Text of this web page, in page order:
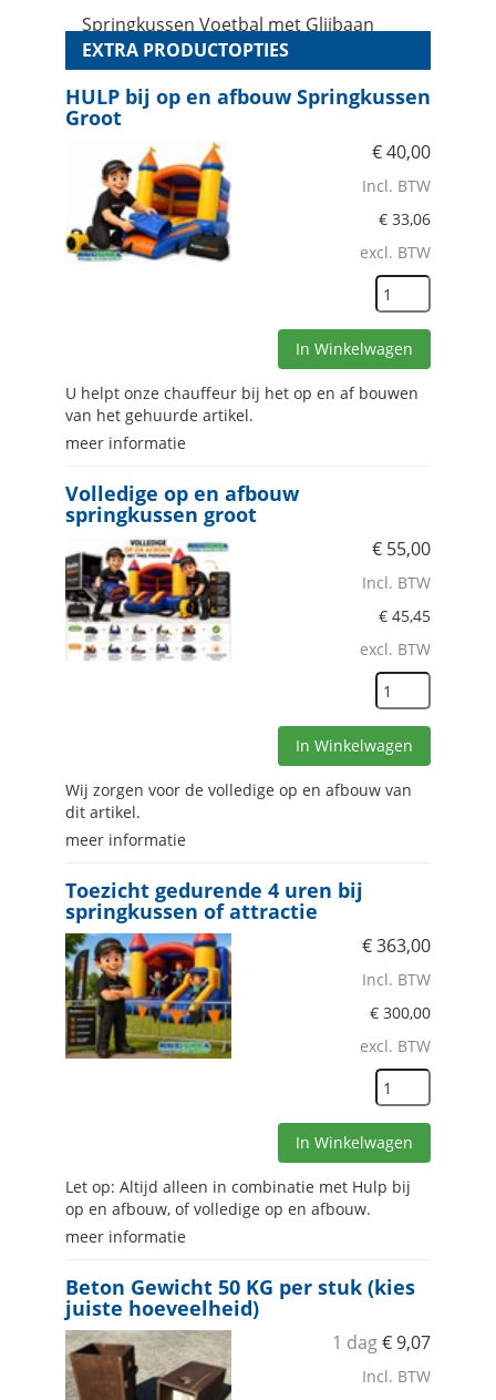
Springkussen Voetbal met Glijbaan
EXTRA PRODUCTOPTIES
HULP bij op en afbouw Springkussen
Groot
€40,00
Incl. BTW
€ 33,06
excl. BTW
In Winkelwagen
U helpt onze chauffeur bij het op en af bouwen
van het gehuurde artikel.
meer informatie
Volledige op en afbouw
springkussen groot
€ 55,00
Incl. BTW
€ 45,45
excl. BTW
In Winkelwagen
Wij zorgen voor de volledige op en afbouw van
dit artikel.
meer informatie
Toezicht gedurende 4 uren bij
springkussen of attractie
€363,00
Incl. BTW
€ 300,00
excl. BTW
In Winkelwagen
Let op: Altijd alleen in combinatie met Hulp bij
op en afbouw, of volledige op en afbouw.
meer informatie
Beton Gewicht 50 KG per stuk (kies
juiste hoeveelheid)
1 dag€9,07
Incl. BTW